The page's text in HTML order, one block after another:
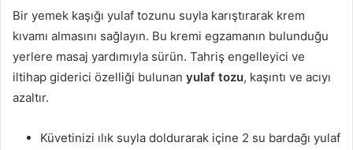
Bir yemek kaşığı yulaf tozunu suyla karıştırarak krem
kıvamı almasını sağlayın. Bu kremi egzamanın bulunduğu
yerlere masaj yardımıyla sürün. Tahriş engelleyici ve
iltihap giderici özelliği bulunan yulaf tozu, kaşıntı ve acıyı
azaltır.
Küvetinizi ılık suyla doldurarak içine 2 su bardağı yulaf